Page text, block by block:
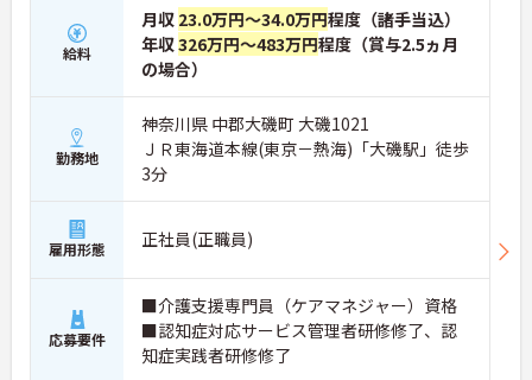
給料
月収 23.0万円～34.0万円程度（諸手当込）
年収326万円～483万円程度（賞与2.5ヵ月
の場合）
勤務地
神奈川県 中郡大磯町 大磯1021
ＪＲ東海道本線(東京－熱海)「大磯駅」徒歩
3分
雇用形態 正社員(正職員)
応募要件
■介護支援専門員（ケアマネジャー）資格
■認知症対応サービス管理者研修修了、認
知症実践者研修修了